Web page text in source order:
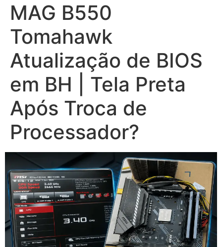
MAG B550
Tomahawk
Atualização de BIOS
em BH | Tela Preta
Após Troca de
Processador?